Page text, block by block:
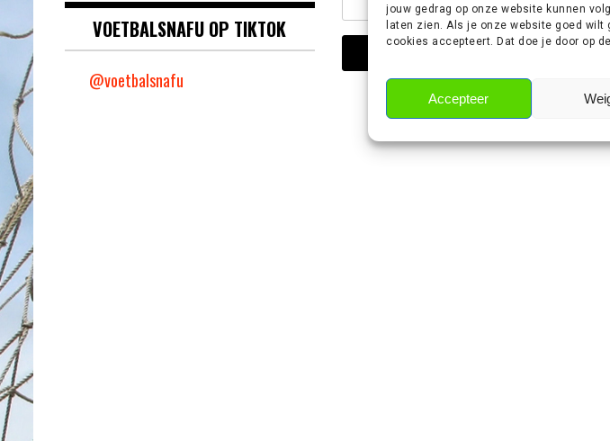
jouw gedrag op onze website kunnen
laten zien. Als je onze website goed
cookies accepteert. Dat doe je door op
Accepteer
VOETBALSNAFU OP TIKTOK
@voetbalsnafu